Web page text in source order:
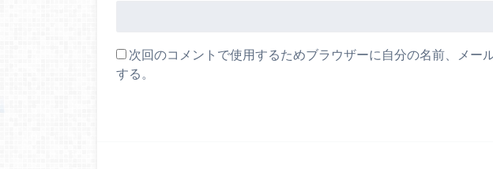
次回のコメントで使用するためブラウザーに自分の名前、メー
する。